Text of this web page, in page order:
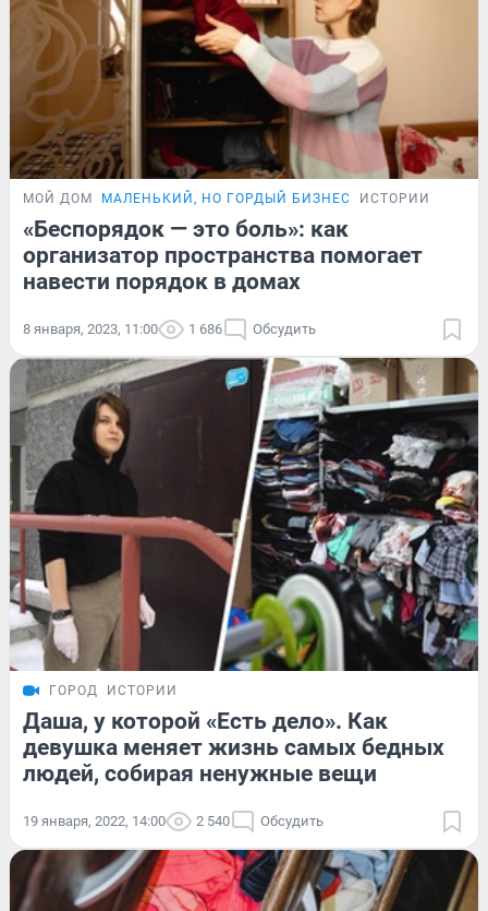
МОЙ ДОМ МАЛЕНЬКИЙ, НО ГОРДЫЙ БИЗНЕС ИСТОРИИ
«Беспорядок — это боль»: как
организатор пространства помогает
навести порядок в домах
8 января, 2023, 11:00 1 686 Обсудить
ГОРОД ИСТОРИИ
Даша, у которой «Есть дело». Как
девушка меняет жизнь самых бедных
людей, собирая ненужные вещи
19 января, 2022, 14:00 2 540 Обсудить